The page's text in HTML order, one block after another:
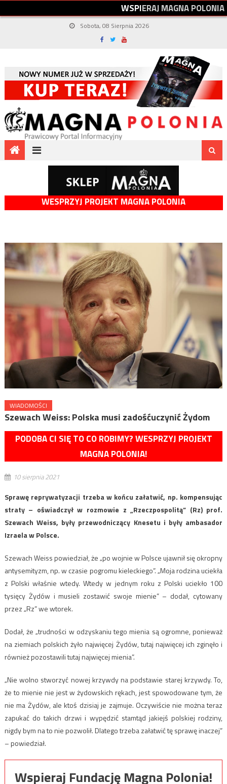
WSPIERAJMAGNAPOLONIA
Sobota, 08 Sierpnia 2026
WESPRZYJ PROJEKT MAGNA POLONIA
WIADOMOŚCI
Szewach Weiss: Polska musi zadośćuczynić Żydom
PODOBA CI SIĘ TO CO ROBIMY? WESPRZYJ PROJEKT
MAGNA POLONIA!
10 sierpnia 2021
Sprawę reprywatyzacji trzeba w końcu załatwić, np. kompensując
straty – oświadczył w rozmowie z „Rzeczpospolitą” (Rz) prof.
Szewach Weiss, były przewodniczący Knesetu i były ambasador
Izraela w Polsce.
Szewach Weiss powiedział, że „po wojnie w Polsce ujawnił się okropny
antysemityzm, np. w czasie pogromu kieleckiego”. „Moja rodzina uciekła
z Polski właśnie wtedy. Wtedy w jednym roku z Polski uciekło 100
tysięcy Żydów i musieli zostawić swoje mienie” – dodał, cytowany
przez „Rz” we wtorek.
Dodał, że „trudności w odzyskaniu tego mienia są ogromne, ponieważ
na ziemiach polskich żyło najwięcej Żydów, tutaj najwięcej ich zginęło i
również pozostawili tutaj najwięcej mienia”.
„Nie wolno stworzyć nowej krzywdy na podstawie starej krzywdy. To,
że to mienie nie jest w żydowskich rękach, jest spowodowane tym, że
nie ma Żydów, ale ktoś dzisiaj je zajmuje. Oczywiście nie można teraz
zapukać do takich drzwi i wypędzić stamtąd jakiejś polskiej rodziny,
nigdy bym na to nie pozwolił. Dlatego trzeba załatwić tę sprawę inaczej”
– powiedział.
Wspieraj Fundację Magna Polonia!